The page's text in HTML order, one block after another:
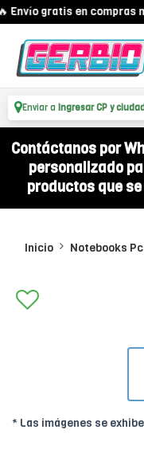
gratis en compras
Enviar a Ingresar CP y
Contáctanos por
personalizado
productos que
Inicio Notebooks
* Las imágenes se